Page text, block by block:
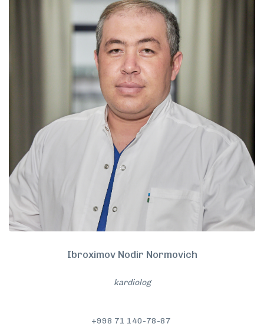
Ibroximov Nodir Normovich
kardiolog
+998 71 140-78-87